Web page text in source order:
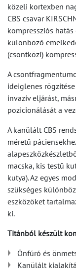
közeli kortexben
CBS csavar
kompressziós
különböző
(csontközi)
A
ideiglenes
invazív eljárást,
pozicionálását a
A kanülált CBS
méretű
macska, kis testű
kutya). Az egyes
szükséges
eszközöket
ki.
Titánból készült
Önfúró és
Kanülált